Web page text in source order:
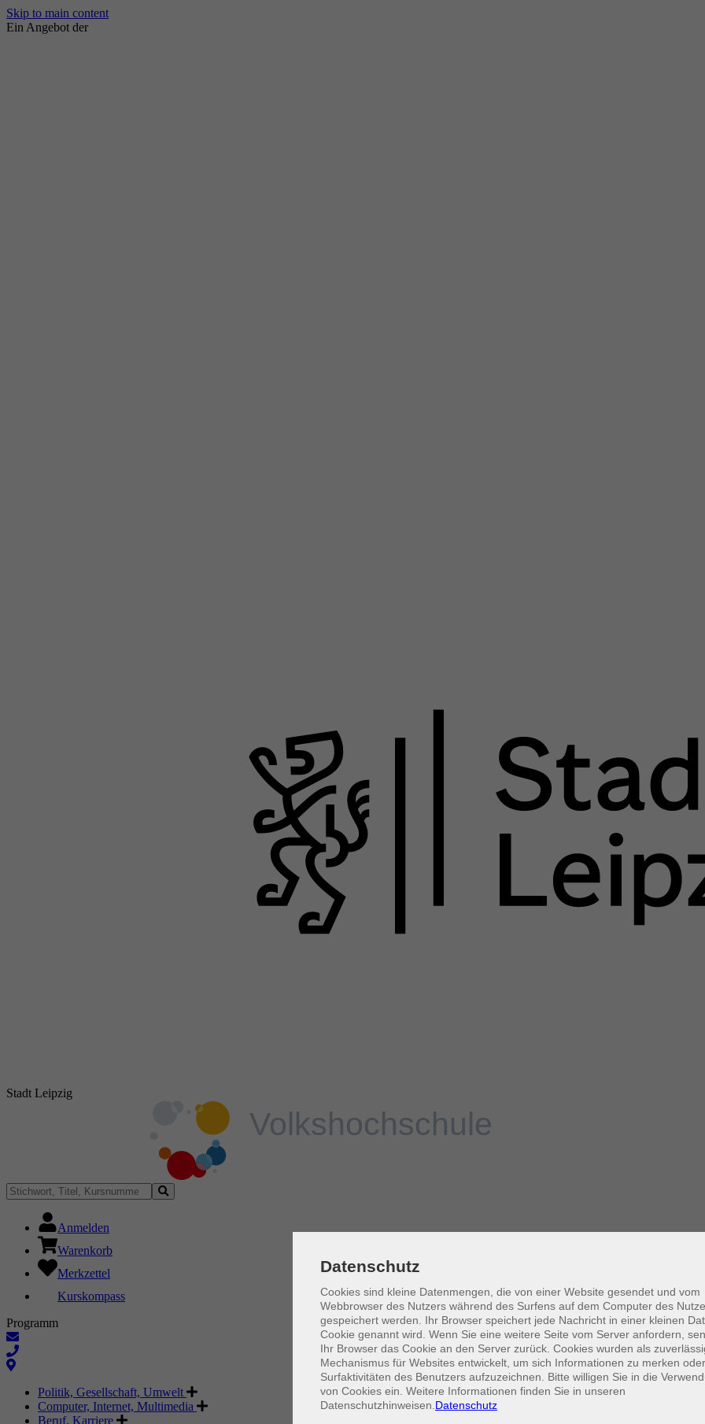
Skip to main content
Ein Angebot der
Stadt Leipzig
Anmelden
Warenkorb
Merkzettel
Kurskompass
Programm
Politik, Gesellschaft, Umwelt
Computer, Internet, Multimedia
Beruf, Karriere
Datenschutz
Cookies sind kleine Datenmengen, die von einer Website gesendet und vom
Webbrowser des Nutzers während des Surfens auf dem Computer des
gespeichert werden. Ihr Browser speichert jede Nachricht in einer kleinen
Cookie genannt wird. Wenn Sie eine weitere Seite vom Server anfordern,
Ihr Browser das Cookie an den Server zurück. Cookies wurden als
Mechanismus für Websites entwickelt, um sich Informationen zu merken
Surfaktivitäten des Benutzers aufzuzeichnen. Bitte willigen Sie in die
von Cookies ein. Weitere Informationen finden Sie in unseren
Datenschutzhinweisen. Datenschutz